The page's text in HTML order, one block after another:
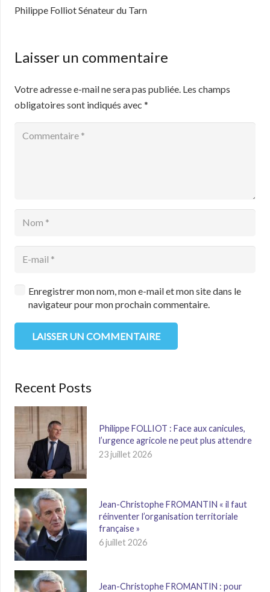
Philippe Folliot Sénateur du Tarn
Laisser un commentaire
Votre adresse e-mail ne sera pas publiée. Les champs
obligatoires sont indiqués avec *
Enregistrer mon nom, mon e-mail et mon site dans le
navigateur pour mon prochain commentaire.
LAISSER UN COMMENTAIRE
Recent Posts
Philippe FOLLIOT : Face aux canicules,
l’urgence agricole ne peut plus attendre
23 juillet 2026
Jean-Christophe FROMANTIN « il faut
réinventer l’organisation territoriale
française »
6 juillet 2026
Jean-Christophe FROMANTIN : pour